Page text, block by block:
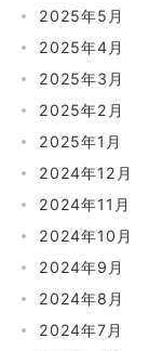
2025年5月
2025年4月
2025年3月
2025年2月
2025年1月
2024年12月
2024年11月
2024年10月
2024年9月
2024年8月
2024年7月